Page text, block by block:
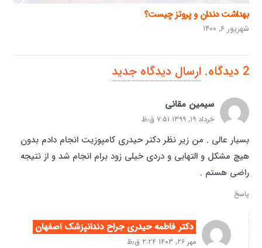
بهداشت دندان و پروتز چیست؟
شهریور ۶, ۱۴۰۰
2 دیدگاه. ارسال دیدگاه جدید
سیمین مقانی
خرداد ۱۹, ۱۳۹۹ ۷:۵۱ ق٫ظ
بسیار عالی . من زیر نظر دکتر حیدری کامپوزیت انجام دادم بدون
هیچ مشکل و التهابی و دردی خیلی زود برام انجام شد و از نتیجه
راضی هستم .
پاسخ
دکتر فاطمه حیدری جراح دندانپزشک اصفهان
مهر ۲۶, ۱۴۰۳ ۲:۲۴ ق٫ظ